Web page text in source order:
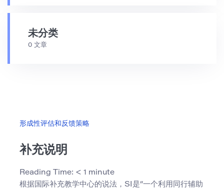
未分类
0 文章
形成性评估和反馈策略
补充说明
Reading Time: < 1 minute
根据国际补充教学中心的说法，SI是“一个利用同行辅助